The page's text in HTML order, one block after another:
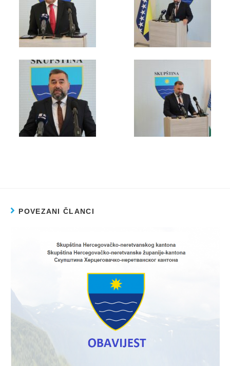
POVEZANI ČLANCI